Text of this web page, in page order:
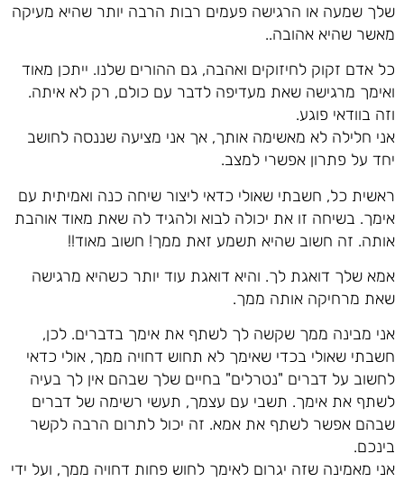
שלך שמעה או הרגישה פעמים רבות הרבה יותר שהיא מעיקה
מאשר שהיא אהובה..
כל אדם זקוק לחיזוקים ואהבה, גם ההורים שלנו. ייתכן מאוד
ואימך מרגישה שאת מעדיפה לדבר עם כולם, רק לא איתה.
וזה בוודאי פוגע.
אני חלילה לא מאשימה אותך, אך אני מציעה שננסה לחושב
יחד על פתרון אפשרי למצב.
ראשית כל, חשבתי שאולי כדאי ליצור שיחה כנה ואמיתית עם
אימך. בשיחה זו את יכולה לבוא ולהגיד לה שאת מאוד אוהבת
אותה. זה חשוב שהיא תשמע זאת ממך! חשוב מאוד!!
אמא שלך דואגת לך. והיא דואגת עוד יותר כשהיא מרגישה
שאת מרחיקה אותה ממך.
אני מבינה ממך שקשה לך לשתף את אימך בדברים. לכן,
חשבתי שאולי בכדי שאימך לא תחוש דחויה ממך, אולי כדאי
לחשוב על דברים "נטרלים" בחיים שלך שבהם אין לך בעיה
לשתף את אימך. תשבי עם עצמך, תעשי רשימה של דברים
שבהם אפשר לשתף את אמא. זה יכול לתרום הרבה לקשר
בינכם.
אני מאמינה שזה יגרום לאימך לחוש פחות דחויה ממך, ועל ידי